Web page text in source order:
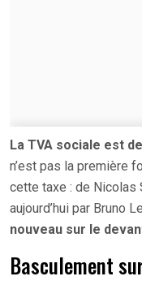
La TVA sociale est
n’est pas la première
cette taxe : de Nicolas
aujourd’hui par Bruno
nouveau sur le
Basculement